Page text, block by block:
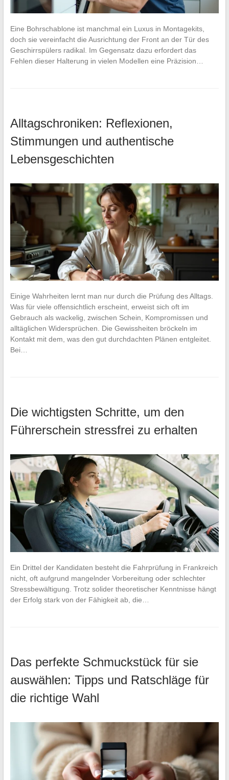
Eine Bohrschablone ist manchmal ein Luxus in Montagekits,
doch sie vereinfacht die Ausrichtung der Front an der Tür des
Geschirrspülers radikal. Im Gegensatz dazu erfordert das
Fehlen dieser Halterung in vielen Modellen eine Präzision…
Alltagschroniken: Reflexionen,
Stimmungen und authentische
Lebensgeschichten
Einige Wahrheiten lernt man nur durch die Prüfung des Alltags.
Was für viele offensichtlich erscheint, erweist sich oft im
Gebrauch als wackelig, zwischen Schein, Kompromissen und
alltäglichen Widersprüchen. Die Gewissheiten bröckeln im
Kontakt mit dem, was den gut durchdachten Plänen entgleitet.
Bei…
Die wichtigsten Schritte, um den
Führerschein stressfrei zu erhalten
Ein Drittel der Kandidaten besteht die Fahrprüfung in Frankreich
nicht, oft aufgrund mangelnder Vorbereitung oder schlechter
Stressbewältigung. Trotz solider theoretischer Kenntnisse hängt
der Erfolg stark von der Fähigkeit ab, die…
Das perfekte Schmuckstück für sie
auswählen: Tipps und Ratschläge für
die richtige Wahl